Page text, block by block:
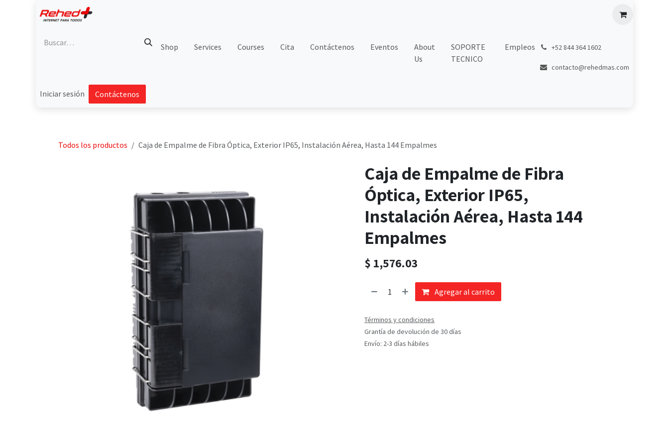
Shop Services Courses Cita Contáctenos Eventos
About
Us
SOPORTE
TECNICO
Empleos +52 844 364 1602
contacto@rehedmas.com
Iniciar sesión Contáctenos
Todos los productos Caja de Empalme de Fibra Óptica, Exterior IP65, Instalación Aérea, Hasta 144 Empalmes
Caja de Empalme de Fibra
Óptica, Exterior IP65,
Instalación Aérea, Hasta 144
Empalmes
$ 1,576.03
Agregar al carrito
Términos y condiciones
Grantía de devolución de 30 días
Envío: 2-3 días hábiles